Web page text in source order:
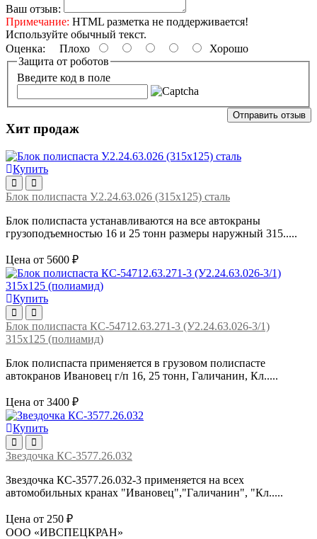
Ваш отзыв:
Примечание: HTML разметка не поддерживается!
Используйте обычный текст.
Оценка: Плохо
Хорошо
Защита от роботов
Введите код в поле
Отправить отзыв
Хит продаж
Купить
Блок полиспаста У.2.24.63.026 (315х125) сталь
Блок полиспаста устанавливаются на все автокраны
грузоподъемностью 16 и 25 тонн размеры наружный 315.....
Цена от 5600 ₽
Купить
Блок полиспаста КС-54712.63.271-3 (У2.24.63.026-3/1)
315х125 (полиамид)
Блок полиспаста применяется в грузовом полиспасте
автокранов Ивановец г/п 16, 25 тонн, Галичанин, Кл.....
Цена от 3400 ₽
Купить
Звездочка КС-3577.26.032
Звездочка КС-3577.26.032-3 применяется на всех
автомобильных кранах "Ивановец","Галичанин", "Кл.....
Цена от 250 ₽
ООО «ИВСПЕЦКРАН»